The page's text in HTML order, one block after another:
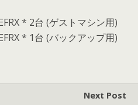
* 2台 (ゲストマシン用)
* 1台 (バックアップ用)
Next Post